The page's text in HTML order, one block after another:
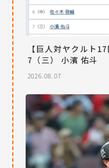
【巨人対ヤクルト
7（三） 小濱 佑斗
2026.08.07